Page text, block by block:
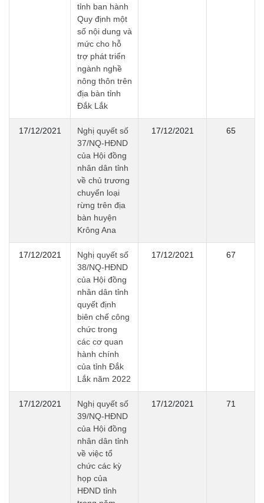
tỉnh ban hành
Quy định một
số nội dung và
mức cho hỗ
trợ phát triển
ngành nghề
nông thôn trên
địa bàn tỉnh
Đắk Lắk
17/12/2021
Nghị quyết số
37/NQ-HĐND
của Hội đồng
nhân dân tỉnh
về chủ trương
chuyển loại
rừng trên địa
bàn huyện
Krông Ana
17/12/2021 65
17/12/2021
Nghị quyết số
38/NQ-HĐND
của Hội đồng
nhân dân tỉnh
quyết định
biên chế công
chức trong
các cơ quan
hành chính
của tỉnh Đắk
Lắk năm 2022
17/12/2021 67
17/12/2021
Nghị quyết số
39/NQ-HĐND
của Hội đồng
nhân dân tỉnh
về việc tổ
chức các kỳ
họp của
HĐND tỉnh
17/12/2021 71